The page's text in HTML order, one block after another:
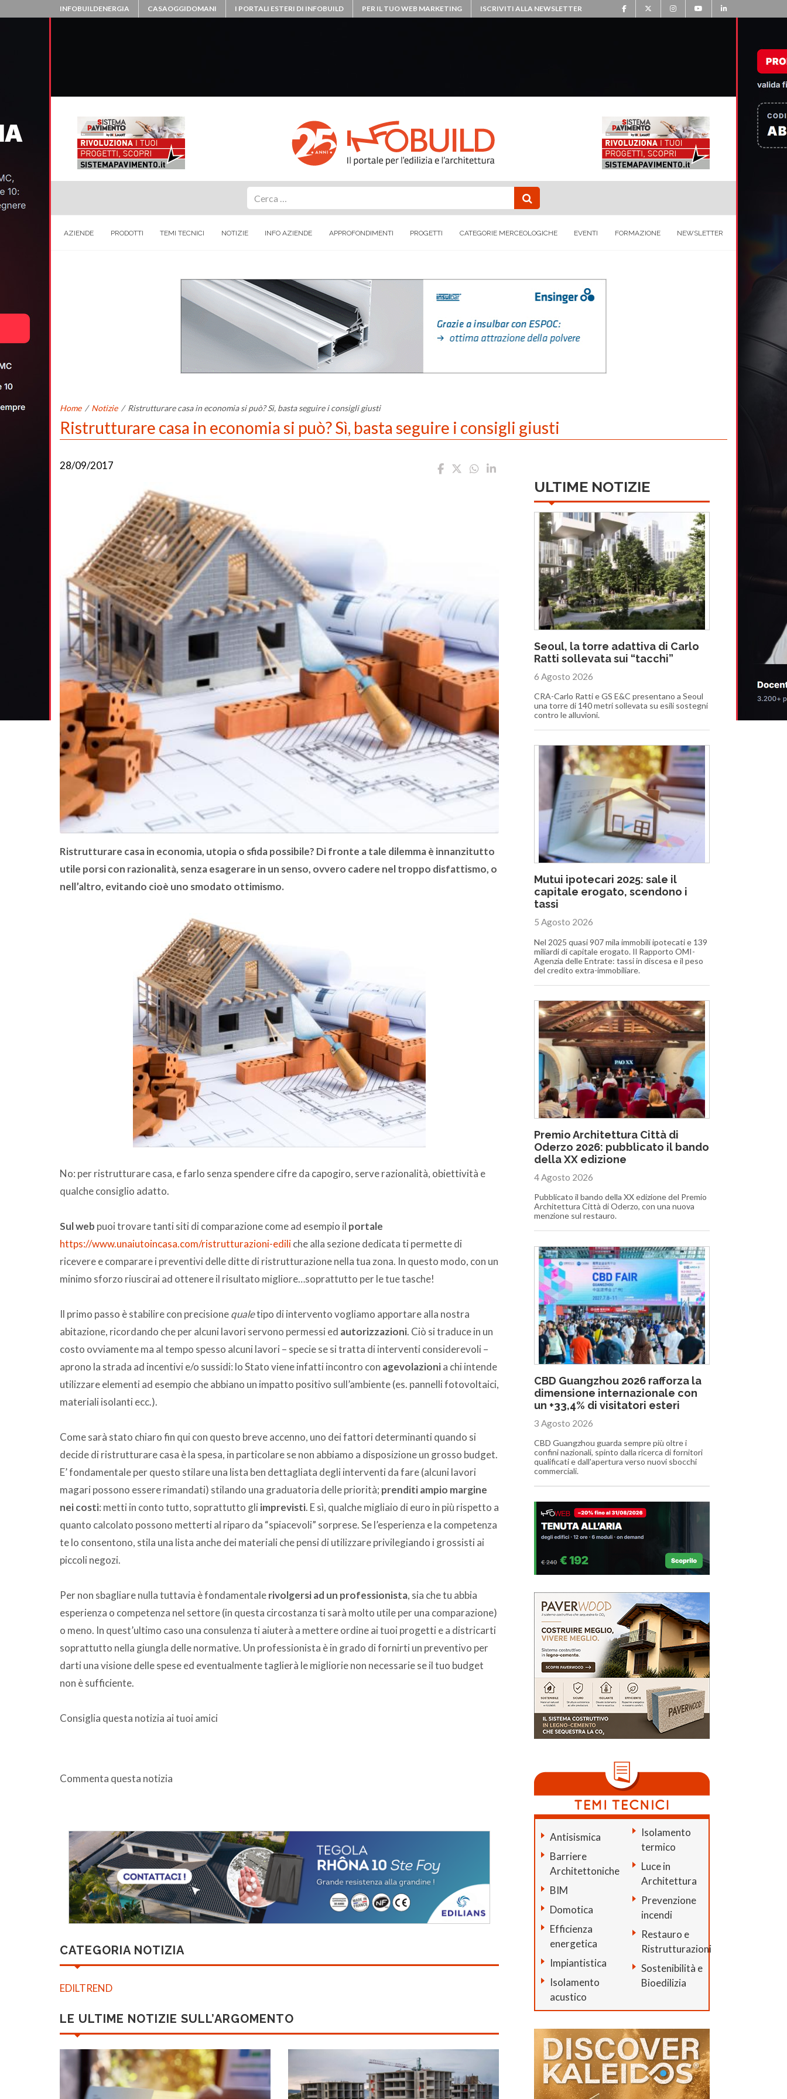
INFOBUILDENERGIA CASAOGGIDOMANI I PORTALI ESTERI DI INFOBUILD PER IL TUO WEB MARKETING ISCRIVITI ALLA NEWSLETTER
AZIENDE PRODOTTI TEMI TECNICI NOTIZIE INFO AZIENDE APPROFONDIMENTI PROGETTI CATEGORIE MERCEOLOGICHE EVENTI FORMAZIONE NEWSLETTER
Home / Notizie / Ristrutturare casa in economia si può? Sì, basta seguire i consigli giusti
Ristrutturare casa in economia si può? Sì, basta seguire i consigli giusti
28/09/2017
Ristrutturare casa in economia, utopia o sfida possibile? Di fronte a tale dilemma è innanzitutto
utile porsi con razionalità, senza esagerare in un senso, ovvero cadere nel troppo disfattismo, o
nell’altro, evitando cioè uno smodato ottimismo.
No: per ristrutturare casa, e farlo senza spendere cifre da capogiro, serve razionalità, obiettività e
qualche consiglio adatto.
Sul web puoi trovare tanti siti di comparazione come ad esempio il portale
https://www.unaiutoincasa.com/ristrutturazioni-ediliche alla sezione dedicata ti permette di
ricevere e comparare i preventivi delle ditte di ristrutturazione nella tua zona. In questo modo, con un
minimo sforzo riuscirai ad ottenere il risultato migliore…soprattutto per le tue tasche!
Il primo passo è stabilire con precisionequaletipo di intervento vogliamo apportare alla nostra
abitazione, ricordando che per alcuni lavori servono permessi ed autorizzazioni. Ciò si traduce in un
costo ovviamente ma al tempo spesso alcuni lavori – specie se si tratta di interventi considerevoli –
aprono la strada ad incentivi e/o sussidi: lo Stato viene infatti incontro con agevolazionia chi intende
utilizzare elementi ad esempio che abbiano un impatto positivo sull’ambiente (es. pannelli fotovoltaici,
materiali isolanti ecc.).
Come sarà stato chiaro fin qui con questo breve accenno, uno dei fattori determinanti quando si
decide di ristrutturare casa è la spesa, in particolare se non abbiamo a disposizione un grosso budget.
E’ fondamentale per questo stilare una lista ben dettagliata degli interventi da fare (alcuni lavori
magari possono essere rimandati) stilando una graduatoria delle priorità; prenditi ampio margine
nei costi: metti in conto tutto, soprattutto gli imprevisti. E sì, qualche migliaio di euro in più rispetto a
quanto calcolato possono metterti al riparo da “spiacevoli” sorprese. Se l’esperienza e la competenza
te lo consentono, stila una lista anche dei materiali che pensi di utilizzare privilegiando i grossisti ai
piccoli negozi.
Per non sbagliare nulla tuttavia è fondamentalerivolgersi ad un professionista, sia che tu abbia
esperienza o competenza nel settore (in questa circostanza ti sarà molto utile per una comparazione)
o meno. In quest’ultimo caso una consulenza ti aiuterà a mettere ordine ai tuoi progetti e a districarti
soprattutto nella giungla delle normative. Un professionista è in grado di fornirti un preventivo per
darti una visione delle spese ed eventualmente taglierà le migliorie non necessarie se il tuo budget
non è sufficiente.
Consiglia questa notizia ai tuoi amici
Commenta questa notizia
CATEGORIA NOTIZIA
EDILTREND
LE ULTIME NOTIZIE SULL’ARGOMENTO
ULTIME NOTIZIE
Seoul, la torre adattiva di Carlo
Ratti sollevata sui “tacchi”
6 Agosto 2026
CRA-Carlo Ratti e GS E&C presentano a Seoul
una torre di 140 metri sollevata su esili sostegni
contro le alluvioni.
Mutui ipotecari 2025: sale il
capitale erogato, scendono i
tassi
5 Agosto 2026
Nel 2025 quasi 907 mila immobili ipotecati e 139
miliardi di capitale erogato. Il Rapporto OMI-
Agenzia delle Entrate: tassi in discesa e il peso
del credito extra-immobiliare.
Premio Architettura Città di
Oderzo 2026: pubblicato il bando
della XX edizione
4 Agosto 2026
Pubblicato il bando della XX edizione del Premio
Architettura Città di Oderzo, con una nuova
menzione sul restauro.
CBD Guangzhou 2026 rafforza la
dimensione internazionale con
un +33,4% di visitatori esteri
3 Agosto 2026
CBD Guangzhou guarda sempre più oltre i
confini nazionali, spinto dalla ricerca di fornitori
qualificati e dall'apertura verso nuovi sbocchi
commerciali.
Antisismica
Barriere
Architettoniche
BIM
Domotica
Efficienza
energetica
Impiantistica
Isolamento
acustico
Isolamento
termico
Luce in
Architettura
Prevenzione
incendi
Restauro e
Ristrutturazioni
Sostenibilità e
Bioedilizia